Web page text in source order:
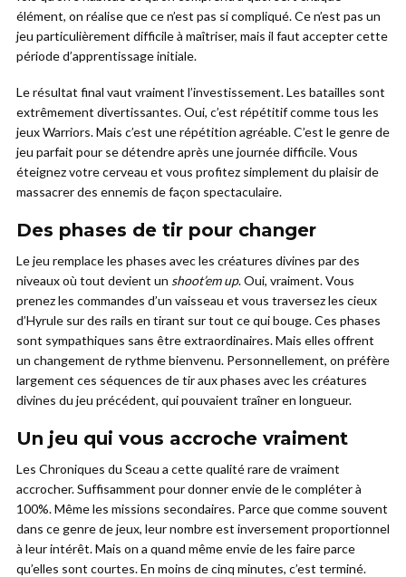
élément, on réalise que ce n’est pas si compliqué. Ce n’est pas un
jeu particulièrement difficile à maîtriser, mais il faut accepter cette
période d’apprentissage initiale.
Le résultat final vaut vraiment l’investissement. Les batailles sont
extrêmement divertissantes. Oui, c’est répétitif comme tous les
jeux Warriors. Mais c’est une répétition agréable. C’est le genre de
jeu parfait pour se détendre après une journée difficile. Vous
éteignez votre cerveau et vous profitez simplement du plaisir de
massacrer des ennemis de façon spectaculaire.
Des phases de tir pour changer
Le jeu remplace les phases avec les créatures divines par des
niveaux où tout devient un shoot’em up. Oui, vraiment. Vous
prenez les commandes d’un vaisseau et vous traversez les cieux
d’Hyrule sur des rails en tirant sur tout ce qui bouge. Ces phases
sont sympathiques sans être extraordinaires. Mais elles offrent
un changement de rythme bienvenu. Personnellement, on préfère
largement ces séquences de tir aux phases avec les créatures
divines du jeu précédent, qui pouvaient traîner en longueur.
Un jeu qui vous accroche vraiment
Les Chroniques du Sceau a cette qualité rare de vraiment
accrocher. Suffisamment pour donner envie de le compléter à
100%. Même les missions secondaires. Parce que comme souvent
dans ce genre de jeux, leur nombre est inversement proportionnel
à leur intérêt. Mais on a quand même envie de les faire parce
qu’elles sont courtes. En moins de cinq minutes, c’est terminé.